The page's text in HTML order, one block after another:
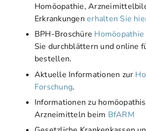
Homöopathie,
Erkrankungenerhalten Sie
BPH-Broschüre Homöopathie
Sie durchblättern und online
bestellen.
Aktuelle Informationen zur
Forschung.
Informationen zu
Arzneimitteln beim BfARM